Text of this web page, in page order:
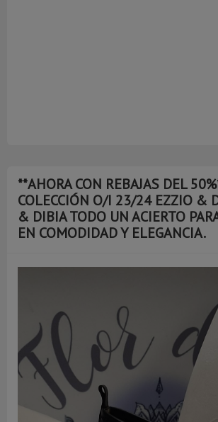
**AHORA CON REBAJAS DEL
COLECCIÓN O/I 23/24 EZZIO &
& DIBIA TODO UN ACIERTO
EN COMODIDAD Y ELEGANCIA.